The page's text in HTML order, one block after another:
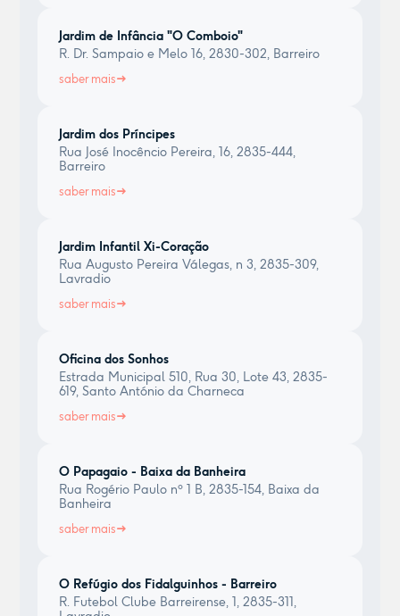
Jardim de Infância "O Comboio"
R. Dr. Sampaio e Melo 16, 2830-302, Barreiro
saber mais
Jardim dos Príncipes
Rua José Inocêncio Pereira, 16, 2835-444,
Barreiro
saber mais
Jardim Infantil Xi-Coração
Rua Augusto Pereira Válegas, n 3, 2835-309,
Lavradio
saber mais
Oficina dos Sonhos
Estrada Municipal 510, Rua 30, Lote 43, 2835-
619, Santo António da Charneca
saber mais
O Papagaio - Baixa da Banheira
Rua Rogério Paulo nº 1 B, 2835-154, Baixa da
Banheira
saber mais
O Refúgio dos Fidalguinhos - Barreiro
R. Futebol Clube Barreirense, 1, 2835-311,